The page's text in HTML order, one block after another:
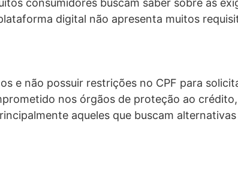
consumidores buscam saber sobre as
digital não apresenta muitos
e não possuir restrições no CPF para
nos órgãos de proteção ao crédito,
aqueles que buscam